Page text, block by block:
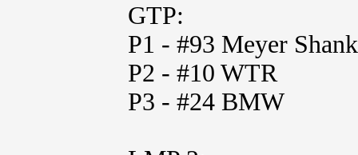
GTP:
P1 - #93 Meyer
P2 - #10 WTR
P3 - #24 BMW